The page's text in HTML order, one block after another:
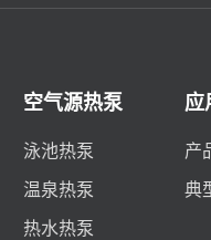
空气源热泵
泳池热泵
温泉热泵
热水热泵
应
产
典